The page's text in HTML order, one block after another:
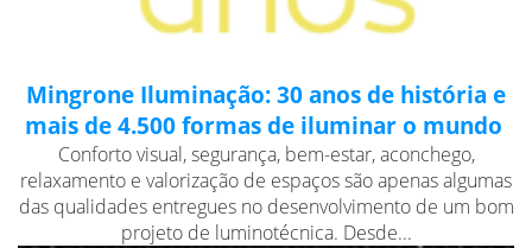
Mingrone Iluminação: 30 anos de história e
mais de 4.500 formas de iluminar o mundo
Conforto visual, segurança, bem-estar, aconchego,
relaxamento e valorização de espaços são apenas algumas
das qualidades entregues no desenvolvimento de um bom
projeto de luminotécnica. Desde...